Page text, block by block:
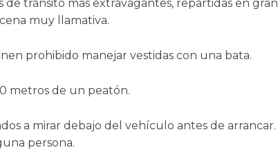
de tránsito más extravagantes, repartidas en gran
muy llamativa.
prohibido manejar vestidas con una bata.
metros de un peatón.
a mirar debajo del vehículo antes de arrancar.
persona.